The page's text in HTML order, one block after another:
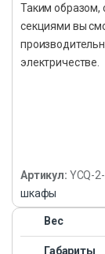
Таким
секциями вы
электричестве.
Артикул: YCQ-
шкафы
Вес
Габариты